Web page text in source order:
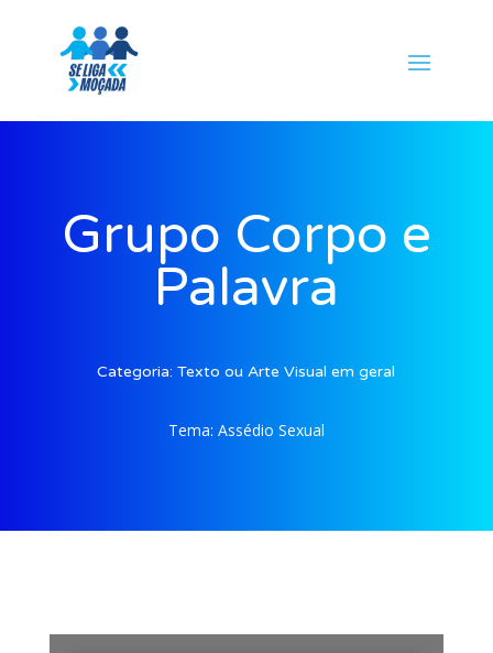
Grupo Corpo e
Palavra
Categoria:Texto ou Arte Visual em geral
Tema: Assédio Sexual